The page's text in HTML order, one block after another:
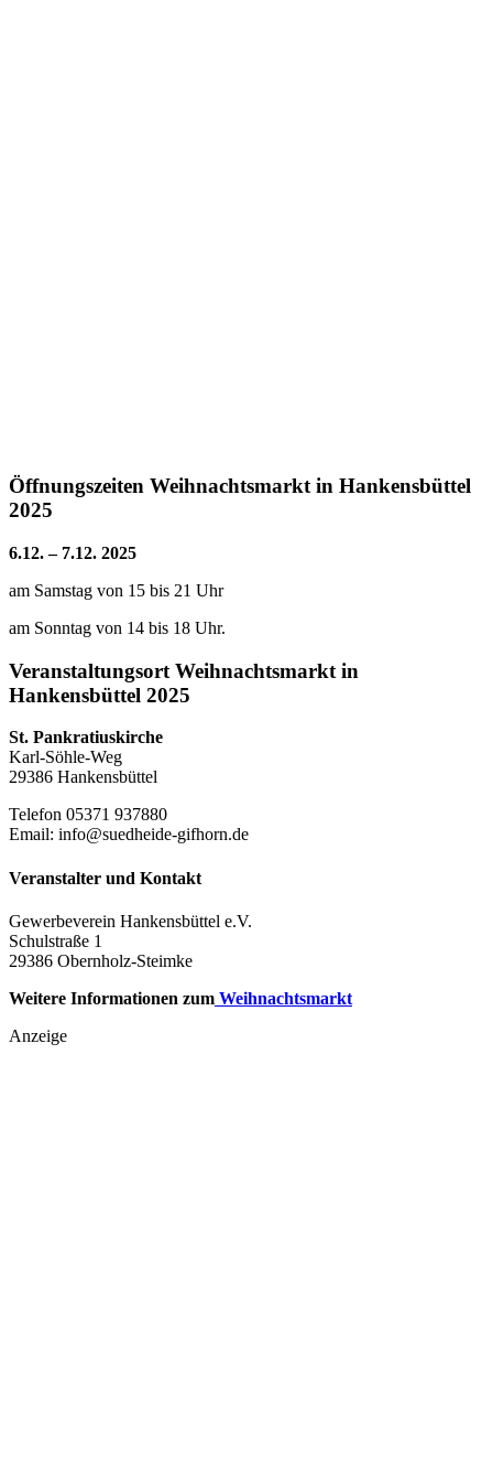
Öffnungszeiten Weihnachtsmarkt in Hankensbüttel
2025
6.12. – 7.12. 2025
am Samstag von 15 bis 21 Uhr
am Sonntag von 14 bis 18 Uhr.
Veranstaltungsort Weihnachtsmarkt in
Hankensbüttel 2025
St. Pankratiuskirche
Karl-Söhle-Weg
29386 Hankensbüttel
Telefon 05371 937880
Email: info@suedheide-gifhorn.de
Veranstalter und Kontakt
Gewerbeverein Hankensbüttel e.V.
Schulstraße 1
29386 Obernholz-Steimke
Weitere Informationen zum Weihnachtsmarkt
Anzeige